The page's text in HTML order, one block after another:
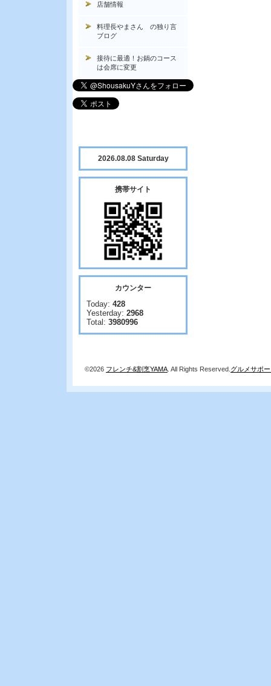
店舗情報
料理長やまさん の独り言
ブログ
接待に最適！お鍋のコース
は会席に変更
2026.08.08 Saturday
携帯サイト
カウンター
Today: 428
Yesterday: 2968
Total: 3980996
©2026 フレンチ&割烹YAMA . All Rights Reserved. グルメサポ